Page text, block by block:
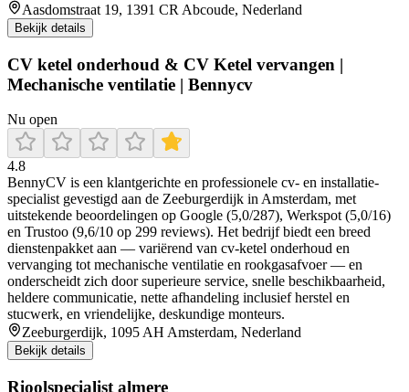
Aasdomstraat 19, 1391 CR Abcoude, Nederland
Bekijk details
CV ketel onderhoud & CV Ketel vervangen |
Mechanische ventilatie | Bennycv
Nu open
4.8
BennyCV is een klantgerichte en professionele cv- en installatie-
specialist gevestigd aan de Zeeburgerdijk in Amsterdam, met
uitstekende beoordelingen op Google (5,0/287), Werkspot (5,0/16)
en Trustoo (9,6/10 op 299 reviews). Het bedrijf biedt een breed
dienstenpakket aan — variërend van cv-ketel onderhoud en
vervanging tot mechanische ventilatie en rookgasafvoer — en
onderscheidt zich door superieure service, snelle beschikbaarheid,
heldere communicatie, nette afhandeling inclusief herstel en
stucwerk, en vriendelijke, deskundige monteurs.
Zeeburgerdijk, 1095 AH Amsterdam, Nederland
Bekijk details
Rioolspecialist almere